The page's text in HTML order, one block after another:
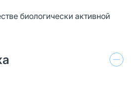
биологически активной